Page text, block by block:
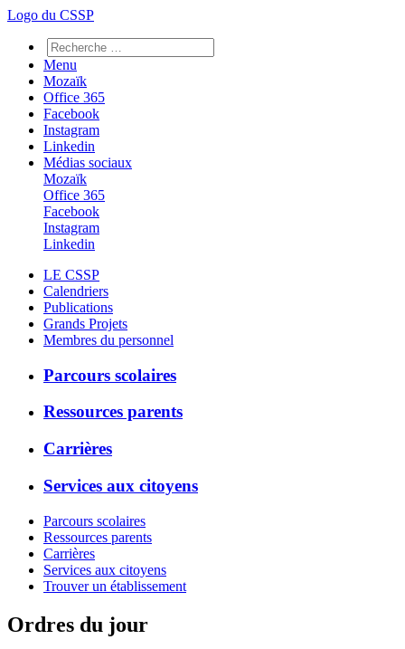
Logo du CSSP
Menu
Mozaïk
Office 365
Facebook
Instagram
Linkedin
Médias sociaux
Mozaïk
Office 365
Facebook
Instagram
Linkedin
LE CSSP
Calendriers
Publications
Grands Projets
Membres du personnel
Parcours scolaires
Ressources parents
Carrières
Services aux citoyens
Parcours scolaires
Ressources parents
Carrières
Services aux citoyens
Trouver un établissement
Ordres du jour